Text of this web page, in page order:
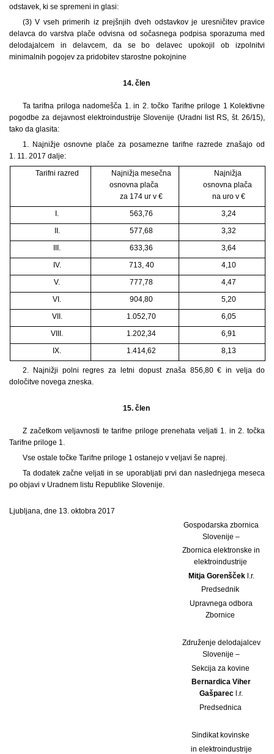
odstavek, ki se spremeni in glasi:
(3) V vseh primerih iz prejšnjih dveh odstavkov je uresničitev pravice
delavca do varstva plače odvisna od sočasnega podpisa sporazuma med
delodajalcem in delavcem, da se bo delavec upokojil ob izpolnitvi
minimalnih pogojev za pridobitev starostne pokojnine
14. člen
Ta tarifna priloga nadomešča 1. in 2. točko Tarifne priloge 1 Kolektivne
pogodbe za dejavnost elektroindustrije Slovenije (Uradni list RS, št. 26/15),
tako da glasita:
1. Najnižje osnovne plače za posamezne tarifne razrede znašajo od
1. 11. 2017 dalje:
Tarifni razred
Najnižja mesečna
osnovna plača
za 174 ur v €
Najnižja
osnovna plača
na uro v €
I.
563,76
3,24
II.
577,68
3,32
III.
633,36
3,64
IV.
713, 40
4,10
V.
777,78
4,47
VI.
904,80
5,20
VII.
1.052,70
6,05
VIII.
1.202,34
6,91
IX.
1.414,62 8,13
2. Najnižji polni regres za letni dopust znaša 856,80 € in velja do
določitve novega zneska.
15. člen
Z začetkom veljavnosti te tarifne priloge prenehata veljati 1. in 2. točka
Tarifne priloge 1.
Vse ostale točke Tarifne priloge 1 ostanejo v veljavi še naprej.
Ta dodatek začne veljati in se uporabljati prvi dan naslednjega meseca
po objavi v Uradnem listu Republike Slovenije.
Ljubljana, dne 13. oktobra 2017
Gospodarska zbornica
Slovenije –
Zbornica elektronske in
elektroindustrije
Mitja Gorenščekl.r.
Predsednik
Upravnega odbora
Zbornice
Združenje delodajalcev
Slovenije –
Sekcija za kovine
Bernardica Viher
Gašparec l.r.
Predsednica
Sindikat kovinske
in elektroindustrije